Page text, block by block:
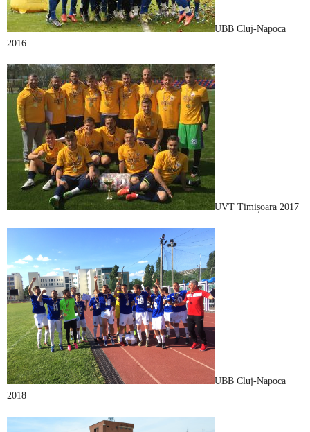
UBB Cluj-Napoca
2016
UVT Timișoara 2017
UBB Cluj-Napoca
2018